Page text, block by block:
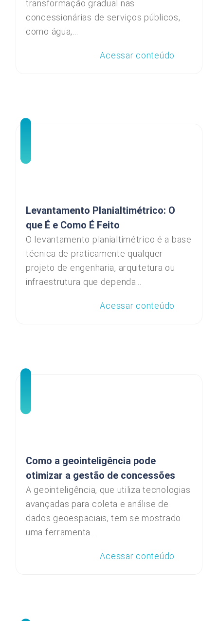
transformação gradual nas
concessionárias de serviços públicos,
como água,...
Acessar conteúdo
Levantamento Planialtimétrico: O
que É e Como É Feito
O levantamento planialtimétrico é a base
técnica de praticamente qualquer
projeto de engenharia, arquitetura ou
infraestrutura que dependa...
Acessar conteúdo
Como a geointeligência pode
otimizar a gestão de concessões
A geointeligência, que utiliza tecnologias
avançadas para coleta e análise de
dados geoespaciais, tem se mostrado
uma ferramenta...
Acessar conteúdo